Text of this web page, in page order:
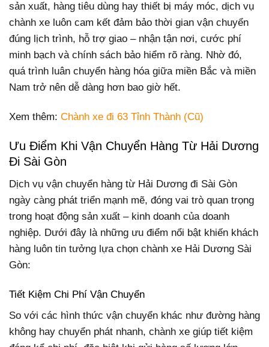
sản xuất, hàng tiêu dùng hay thiết bị máy móc, dịch vụ
chành xe luôn cam kết đảm bảo thời gian vận chuyển
đúng lịch trình, hỗ trợ giao – nhận tận nơi, cước phí
minh bạch và chính sách bảo hiểm rõ ràng. Nhờ đó,
quá trình luân chuyển hàng hóa giữa miền Bắc và miền
Nam trở nên dễ dàng hơn bao giờ hết.
Xem thêm: Chành xe đi 63 Tỉnh Thành (Cũ)
Ưu Điểm Khi Vận Chuyển Hàng Từ Hải Dương
Đi Sài Gòn
Dịch vụ vận chuyển hàng từ Hải Dương đi Sài Gòn
ngày càng phát triển mạnh mẽ, đóng vai trò quan trọng
trong hoạt động sản xuất – kinh doanh của doanh
nghiệp. Dưới đây là những ưu điểm nổi bật khiến khách
hàng luôn tin tưởng lựa chọn chành xe Hải Dương Sài
Gòn:
Tiết Kiệm Chi Phí Vận Chuyển
So với các hình thức vận chuyển khác như đường hàng
không hay chuyển phát nhanh, chành xe giúp tiết kiệm